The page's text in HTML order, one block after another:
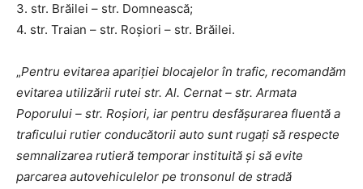
3. str. Brăilei – str. Domnească;
4. str. Traian – str. Roșiori – str. Brăilei.
„Pentru evitarea apariției blocajelor în trafic, recomandăm
evitarea utilizării rutei str. Al. Cernat – str. Armata
Poporului – str. Roșiori, iar pentru desfășurarea fluentă a
traficului rutier conducătorii auto sunt rugați să respecte
semnalizarea rutieră temporar instituită și să evite
parcarea autovehiculelor pe tronsonul de stradă